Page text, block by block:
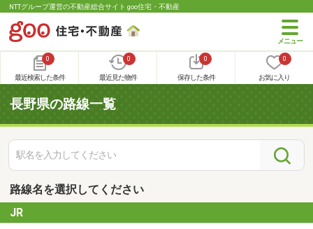
NTTグループ運営の不動産総合サイト goo住宅・不動産
0
最近検索した条件
0
最近見た物件
0
保存した条件
0
お気に入り
長野県の路線一覧
路線名を選択してください
JR